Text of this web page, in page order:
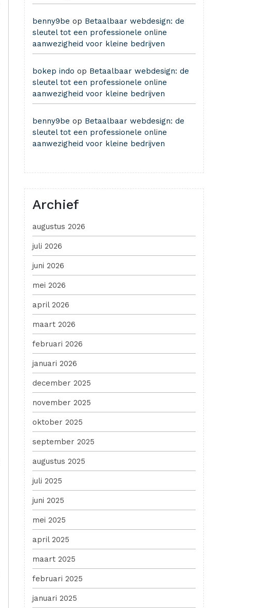
benny9be op Betaalbaar webdesign: de
sleutel tot een professionele online
aanwezigheid voor kleine bedrijven
bokep indo op Betaalbaar webdesign: de
sleutel tot een professionele online
aanwezigheid voor kleine bedrijven
benny9be op Betaalbaar webdesign: de
sleutel tot een professionele online
aanwezigheid voor kleine bedrijven
Archief
augustus 2026
juli 2026
juni 2026
mei 2026
april 2026
maart 2026
februari 2026
januari 2026
december 2025
november 2025
oktober 2025
september 2025
augustus 2025
juli 2025
juni 2025
mei 2025
april 2025
maart 2025
februari 2025
januari 2025